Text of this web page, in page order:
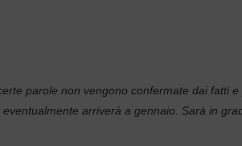
parole non vengono confermate dai fatti
arriverà a gennaio. Sarà in